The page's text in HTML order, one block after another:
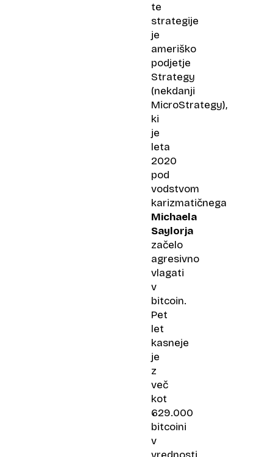
te
strategije
je
ameriško
podjetje
Strategy
(nekdanji
MicroStrategy),
ki
je
leta
2020
pod
vodstvom
karizmatičnega
Michaela
Saylorja
začelo
agresivno
vlagati
v
bitcoin.
Pet
let
kasneje
je
z
več
kot
629.000
bitcoini
v